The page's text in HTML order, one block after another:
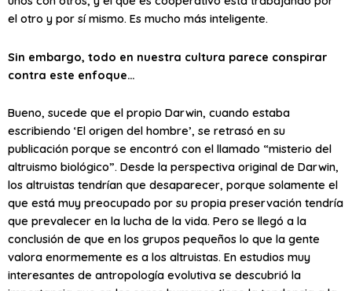
el otro y por sí mismo. Es mucho más inteligente.
Sin embargo, todo en nuestra cultura parece conspirar
contra este enfoque…
Bueno, sucede que el propio Darwin, cuando estaba
escribiendo ‘El origen del hombre’, se retrasó en su
publicación porque se encontró con el llamado “misterio del
altruismo biológico”. Desde la perspectiva original de Darwin,
los altruistas tendrían que desaparecer, porque solamente el
que está muy preocupado por su propia preservación tendría
que prevalecer en la lucha de la vida. Pero se llegó a la
conclusión de que en los grupos pequeños lo que la gente
valora enormemente es a los altruistas. En estudios muy
interesantes de antropología evolutiva se descubrió la